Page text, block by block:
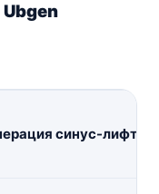
Ubgen
синус-